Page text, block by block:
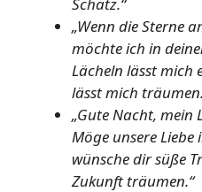
„Wenn die Sterne
möchte ich in
Lächeln lässt mich
lässt mich
„Gute Nacht, mein
Möge unsere
wünsche dir süße
Zukunft träumen.“